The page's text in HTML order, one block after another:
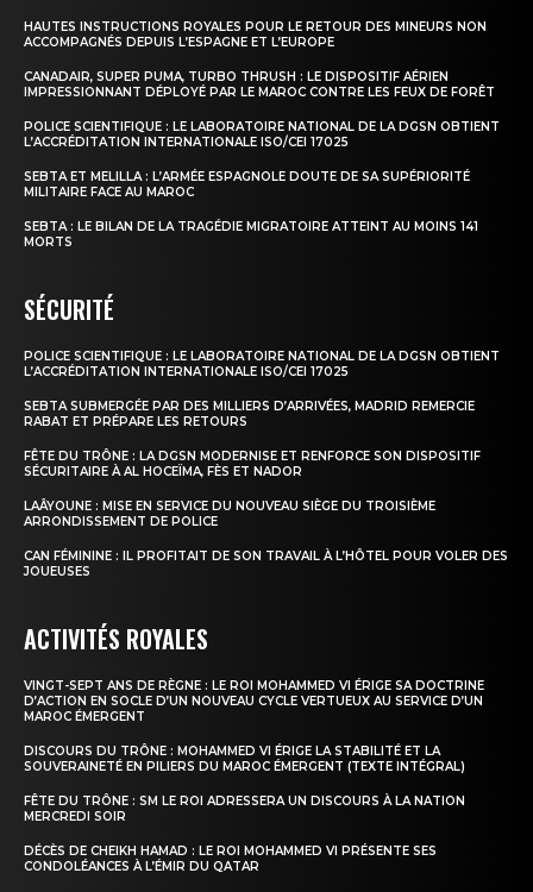
HAUTES INSTRUCTIONS ROYALES POUR LE RETOUR DES MINEURS NON
ACCOMPAGNÉS DEPUIS L’ESPAGNE ET L’EUROPE
CANADAIR, SUPER PUMA, TURBO THRUSH : LE DISPOSITIF AÉRIEN
IMPRESSIONNANT DÉPLOYÉ PAR LE MAROC CONTRE LES FEUX DE FORÊT
POLICE SCIENTIFIQUE : LE LABORATOIRE NATIONAL DE LA DGSN OBTIENT
L’ACCRÉDITATION INTERNATIONALE ISO/CEI 17025
SEBTA ET MELILLA : L’ARMÉE ESPAGNOLE DOUTE DE SA SUPÉRIORITÉ
MILITAIRE FACE AU MAROC
SEBTA : LE BILAN DE LA TRAGÉDIE MIGRATOIRE ATTEINT AU MOINS 141
MORTS
SÉCURITÉ
POLICE SCIENTIFIQUE : LE LABORATOIRE NATIONAL DE LA DGSN OBTIENT
L’ACCRÉDITATION INTERNATIONALE ISO/CEI 17025
SEBTA SUBMERGÉE PAR DES MILLIERS D’ARRIVÉES, MADRID REMERCIE
RABAT ET PRÉPARE LES RETOURS
FÊTE DU TRÔNE : LA DGSN MODERNISE ET RENFORCE SON DISPOSITIF
SÉCURITAIRE À AL HOCEÏMA, FÈS ET NADOR
LAÂYOUNE : MISE EN SERVICE DU NOUVEAU SIÈGE DU TROISIÈME
ARRONDISSEMENT DE POLICE
CAN FÉMININE : IL PROFITAIT DE SON TRAVAIL À L’HÔTEL POUR VOLER DES
JOUEUSES
ACTIVITÉS ROYALES
VINGT-SEPT ANS DE RÈGNE : LE ROI MOHAMMED VI ÉRIGE SA DOCTRINE
D’ACTION EN SOCLE D’UN NOUVEAU CYCLE VERTUEUX AU SERVICE D’UN
MAROC ÉMERGENT
DISCOURS DU TRÔNE : MOHAMMED VI ÉRIGE LA STABILITÉ ET LA
SOUVERAINETÉ EN PILIERS DU MAROC ÉMERGENT (TEXTE INTÉGRAL)
FÊTE DU TRÔNE : SM LE ROI ADRESSERA UN DISCOURS À LA NATION
MERCREDI SOIR
DÉCÈS DE CHEIKH HAMAD : LE ROI MOHAMMED VI PRÉSENTE SES
CONDOLÉANCES À L’ÉMIR DU QATAR